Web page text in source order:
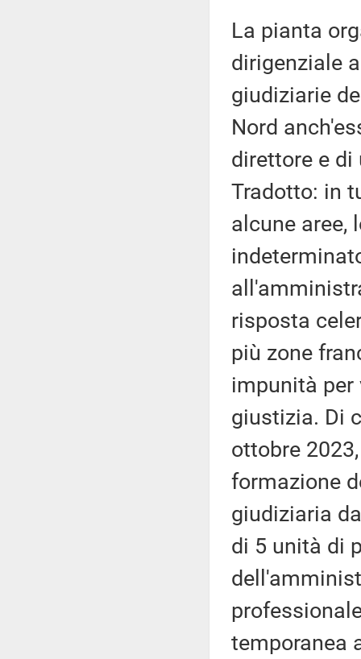
La pianta
dirigenziale
giudiziarie
Nord
direttore e
Tradotto: in
alcune aree,
risposta
più zone
impunità per
giustizia. Di
ottobre
formazione
giudiziaria
di 5 unità di
temporanea